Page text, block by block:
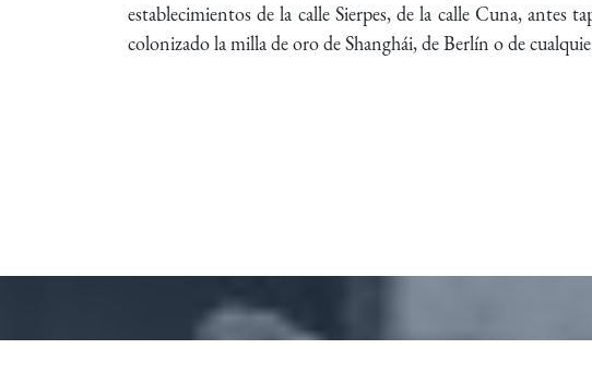
establecimientos de la calle Sierpes, de la calle Cuna, antes
colonizado la milla de oro de Shanghái, de Berlín o de